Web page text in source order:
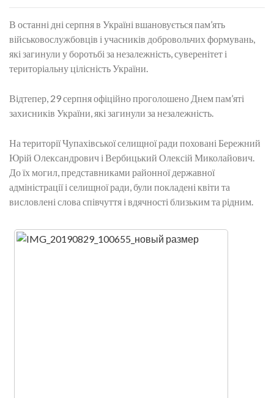
В останні дні серпня в Україні вшановується пам’ять
військовослужбовців і учасників добровольчих формувань,
які загинули у боротьбі за незалежність, суверенітет і
територіальну цілісність України.
Відтепер, 29 серпня офіційно проголошено Днем пам’яті
захисників України, які загинули за незалежність.
На території Чупахівської селищної ради поховані Бережний
Юрій Олександрович і Вербицький Олексій Миколайович.
До їх могил, представниками районної державної
адміністрації і селищної ради, були покладені квіти та
висловлені слова співчуття і вдячності близьким та рідним.